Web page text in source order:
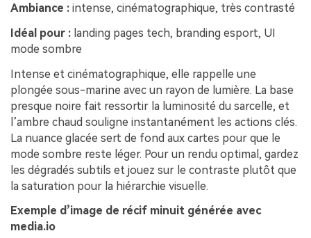
Ambiance : intense, cinématographique, très contrasté
Idéal pour : landing pages tech, branding esport, UI
mode sombre
Intense et cinématographique, elle rappelle une
plongée sous-marine avec un rayon de lumière. La base
presque noire fait ressortir la luminosité du sarcelle, et
l’ambre chaud souligne instantanément les actions clés.
La nuance glacée sert de fond aux cartes pour que le
mode sombre reste léger. Pour un rendu optimal, gardez
les dégradés subtils et jouez sur le contraste plutôt que
la saturation pour la hiérarchie visuelle.
Exemple d’image de récif minuit générée avec
media.io